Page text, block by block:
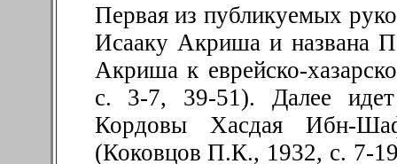
Первая из публикуемых
Исааку Акриша и названа
Акриша к еврейско-
с. 3-7, 39-51). Далее идет
Кордовы Хасдая Ибн-
(Коковцов П.К., 1932, с. 7-